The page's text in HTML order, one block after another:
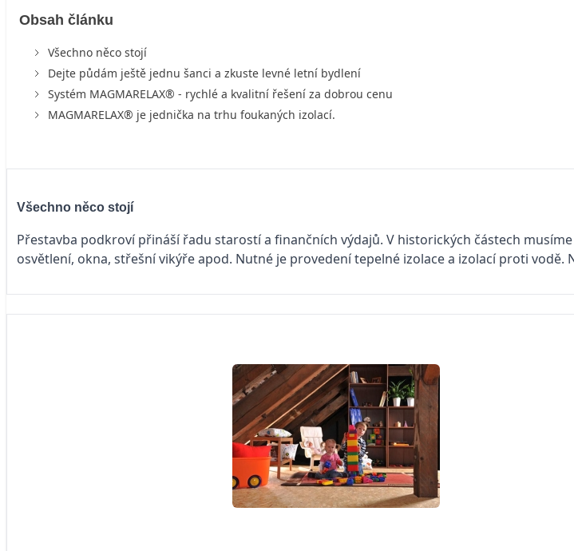
Obsah článku
Všechno něco stojí
Dejte půdám ještě jednu šanci a zkuste levné letní bydlení
Systém MAGMARELAX® - rychlé a kvalitní řešení za dobrou cenu
MAGMARELAX® je jednička na trhu foukaných izolací.
Všechno něco stojí
Přestavba podkroví přináší řadu starostí a finančních výdajů. V historických částech
osvětlení, okna, střešní vikýře apod. Nutné je provedení tepelné izolace a izolací proti